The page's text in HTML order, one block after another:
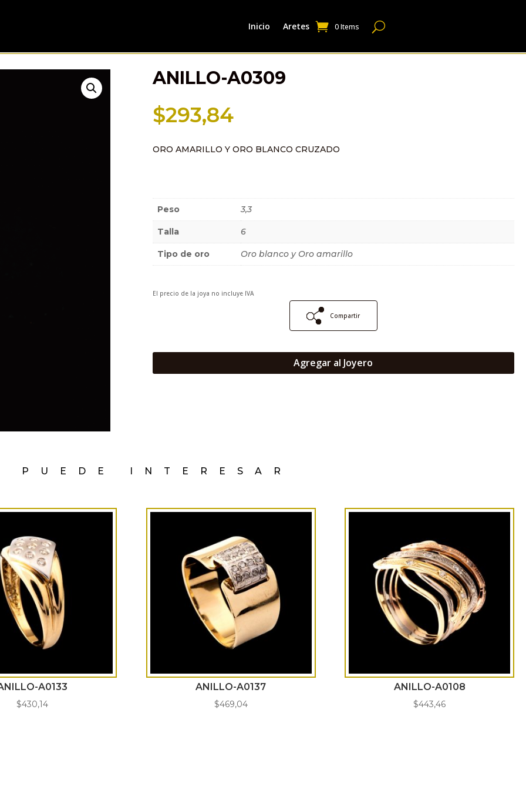
Inicio Aretes 0 Items
ANILLO-A0309
$293,84
ORO AMARILLO Y ORO BLANCO CRUZADO
Peso 3,3
Talla 6
Tipo de oro Oro blanco y Oro amarillo
El precio de la joya no incluye IVA
Compartir
Agregar al Joyero
PUEDE INTERESAR
A0133
$430,14
ANILLO-A0137
$469,04
ANILLO-A0108
$443,46